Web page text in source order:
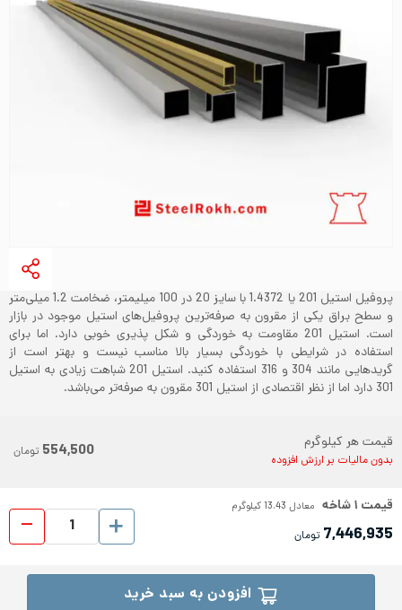
پروفیل استیل 201 یا 1.4372 با سایز 20 در 100 میلیمتر، ضخامت 1.2 میلی‌متر
و سطح براق یکی از مقرون به صرفه‌ترین پروفیل‌های استیل موجود در بازار
است. استیل 201 مقاومت به خوردگی و شکل پذیری خوبی دارد. اما برای
استفاده در شرایطی با خوردگی بسیار بالا مناسب نیست و بهتر است از
گریدهایی مانند 304 و 316 استفاده کنید. استیل 201 شباهت زیادی به استیل
301 دارد اما از نظر اقتصادی از استیل 301 مقرون به صرفه‌تر می‌باشد.
قیمت هر کیلوگرم
بدون مالیات بر ارزش افزوده 554,500 تومان
قیمت ۱شاخه معادل 13.43 کیلوگرم
7,446,935 تومان
افزودن به سبد خرید